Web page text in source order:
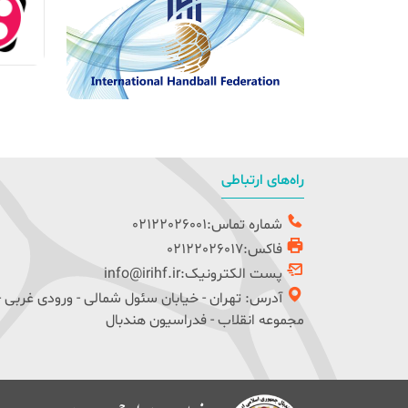
راه‌های ارتباطی
شماره تماس:02122026001
فاکس:02122026017
پست الکترونیک:info@irihf.ir
آدرس: تهران - خیابان سئول شمالی - ورودی غربی
مجموعه انقلاب - فدراسیون هندبال